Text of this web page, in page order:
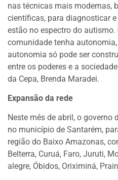
nas técnicas mais modernas,
científicas, para diagnosticar
estão no espectro do autismo.
comunidade tenha
autonomia só pode ser
entre os poderes e a
da Cepa, Brenda Maradei.
Expansão da rede
Neste mês de abril, o governo
no município de Santarém,
região do Baixo Amazonas,
Belterra, Curuá, Faro, Juruti,
alegre, Óbidos, Oriximiná,